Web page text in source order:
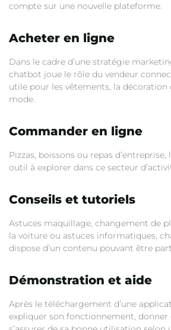
compte sur une nouvelle plateforme.
Acheter en ligne
Dans le cadre d’une stratégie
chatbot joue le rôle du vendeur
utile pour les vêtements, la décoration
mode.
Commander en ligne
Pizzas, boissons ou repas
outil à explorer dans ce secteur
Conseils et tutoriels
Astuces maquillage, changement de
la voiture ou astuces informatiques,
dispose d’un contenu pouvant être
Démonstration et aide
Après le téléchargement d’une
expliquer son fonctionnement, donner